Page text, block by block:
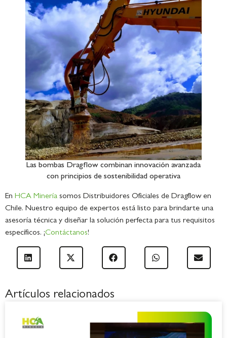
Las bombas Dragflow combinan innovación avanzada
con principios de sostenibilidad operativa
En HCA Minería somos Distribuidores Oficiales de Dragflow en
Chile. Nuestro equipo de expertos está listo para brindarte una
asesoría técnica y diseñar la solución perfecta para tus requisitos
específicos. ¡Contáctanos!
Artículos relacionados